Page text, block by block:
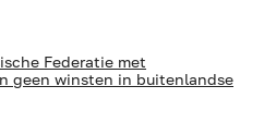
Federatie met
geen winsten in buitenlandse